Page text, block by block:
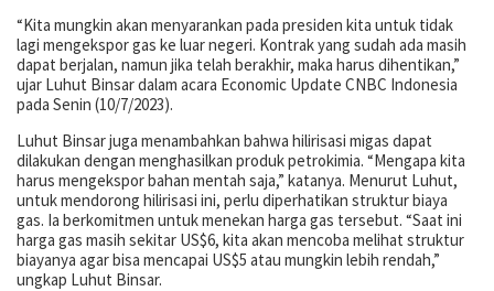
“Kita mungkin akan menyarankan pada presiden kita untuk tidak
lagi mengekspor gas ke luar negeri. Kontrak yang sudah ada masih
dapat berjalan, namun jika telah berakhir, maka harus dihentikan,”
ujar Luhut Binsar dalam acara Economic Update CNBC Indonesia
pada Senin (10/7/2023).
Luhut Binsar juga menambahkan bahwa hilirisasi migas dapat
dilakukan dengan menghasilkan produk petrokimia. “Mengapa kita
harus mengekspor bahan mentah saja,” katanya. Menurut Luhut,
untuk mendorong hilirisasi ini, perlu diperhatikan struktur biaya
gas. Ia berkomitmen untuk menekan harga gas tersebut. “Saat ini
harga gas masih sekitar US$6, kita akan mencoba melihat struktur
biayanya agar bisa mencapai US$5 atau mungkin lebih rendah,”
ungkap Luhut Binsar.